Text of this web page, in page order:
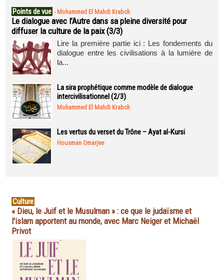
Points de vue - Mohammed El Mahdi Krabch
Le dialogue avec l’Autre dans sa pleine diversité pour
diffuser la culture de la paix (3/3)
Lire la première partie ici : Les fondements du
dialogue entre les civilisations à la lumière de
la...
La sira prophétique comme modèle de dialogue
intercivilisationnel (2/3)
Mohammed El Mahdi Krabch
Les vertus du verset du Trône – Ayat al-Kursi
Housman Omarjee
Culture
« Dieu, le Juif et le Musulman » : ce que le judaïsme et
l'islam apportent au monde, avec Marc Neiger et Michaël
Privot